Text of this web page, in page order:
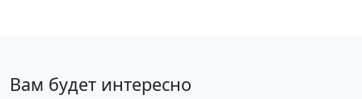
Вам будет интересно